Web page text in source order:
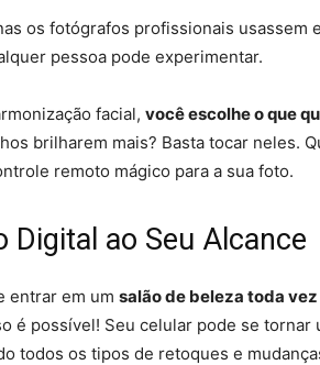
os fotógrafos profissionais usassem
pessoa pode experimentar.
facial, você escolhe o que
brilharem mais? Basta tocar neles.
remoto mágico para a sua foto.
Digital ao Seu Alcance
entrar em um salão de beleza toda
é possível! Seu celular pode se tornar
todos os tipos de retoques e